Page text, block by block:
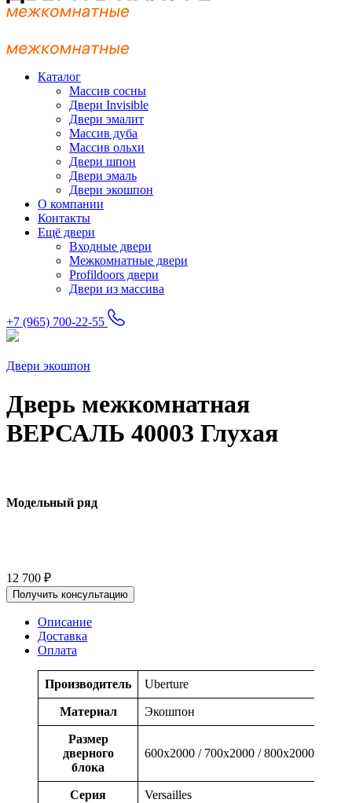
Каталог
Массив сосны
Двери Invisible
Двери эмалит
Массив дуба
Массив ольхи
Двери шпон
Двери эмаль
Двери экошпон
О компании
Контакты
Ещё двери
Входные двери
Межкомнатные двери
Profildoors двери
Двери из массива
+7 (965) 700-22-55
Двери экошпон
Дверь межкомнатная
ВЕРСАЛЬ 40003 Глухая
Модельный ряд
12 700 ₽
Получить консультацию
Описание
Доставка
Оплата
Производитель Uberture
Материал Экошпон
Размер
дверного
блока
600x2000 / 700x2000 / 800x2000 /
Серия Versailles